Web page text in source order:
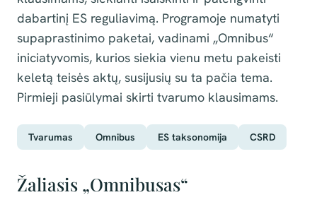
dabartinį ES reguliavimą. Programoje numatyti
supaprastinimo paketai, vadinami „Omnibus“
iniciatyvomis, kurios siekia vienu metu pakeisti
keletą teisės aktų, susijusių su ta pačia tema.
Pirmieji pasiūlymai skirti tvarumo klausimams.
Tvarumas Omnibus ES taksonomija CSRD
Žaliasis „Omnibusas“